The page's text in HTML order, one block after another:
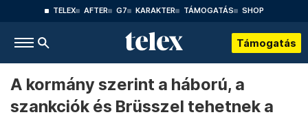
TELEX AFTER G7 KARAKTER TÁMOGATÁS SHOP
Támogatás
A kormány szerint a háború, a
szankciók és Brüsszel tehetnek a